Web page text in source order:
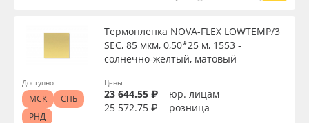
Термопленка NOVA-FLEX LOWTEMP/3
SEC, 85 мкм, 0,50*25 м, 1553 -
солнечно-желтый, матовый
Цены
23 644.55 ₽
юр. лицам
25 572.75 ₽
розница
Доступно
МСК
СПБ
РНД